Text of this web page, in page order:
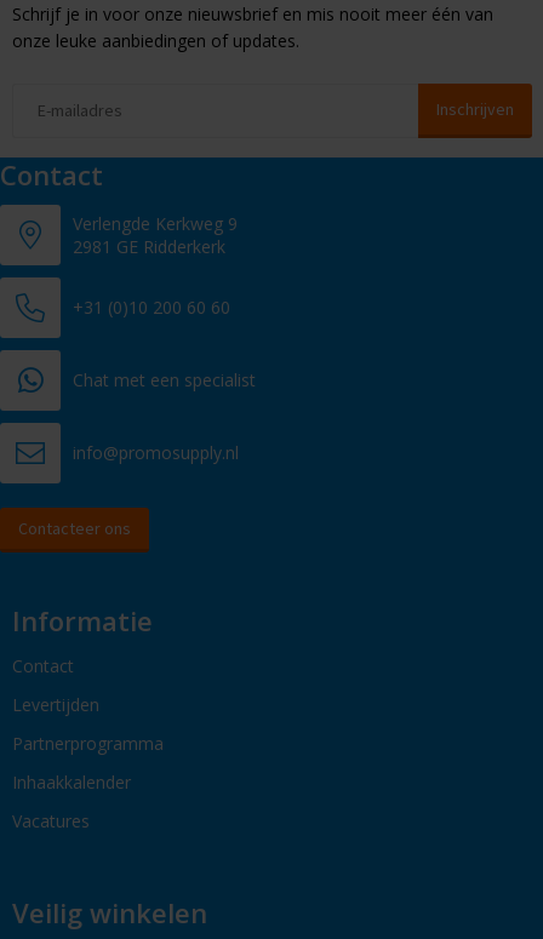
Schrijf je in voor onze nieuwsbrief en mis nooit meer één van
onze leuke aanbiedingen of updates.
Contact
Verlengde Kerkweg 9
2981 GE Ridderkerk
+31 (0)10 200 60 60
Chat met een specialist
info@promosupply.nl
Contacteer ons
Informatie
Contact
Levertijden
Partnerprogramma
Inhaakkalender
Vacatures
Veilig winkelen